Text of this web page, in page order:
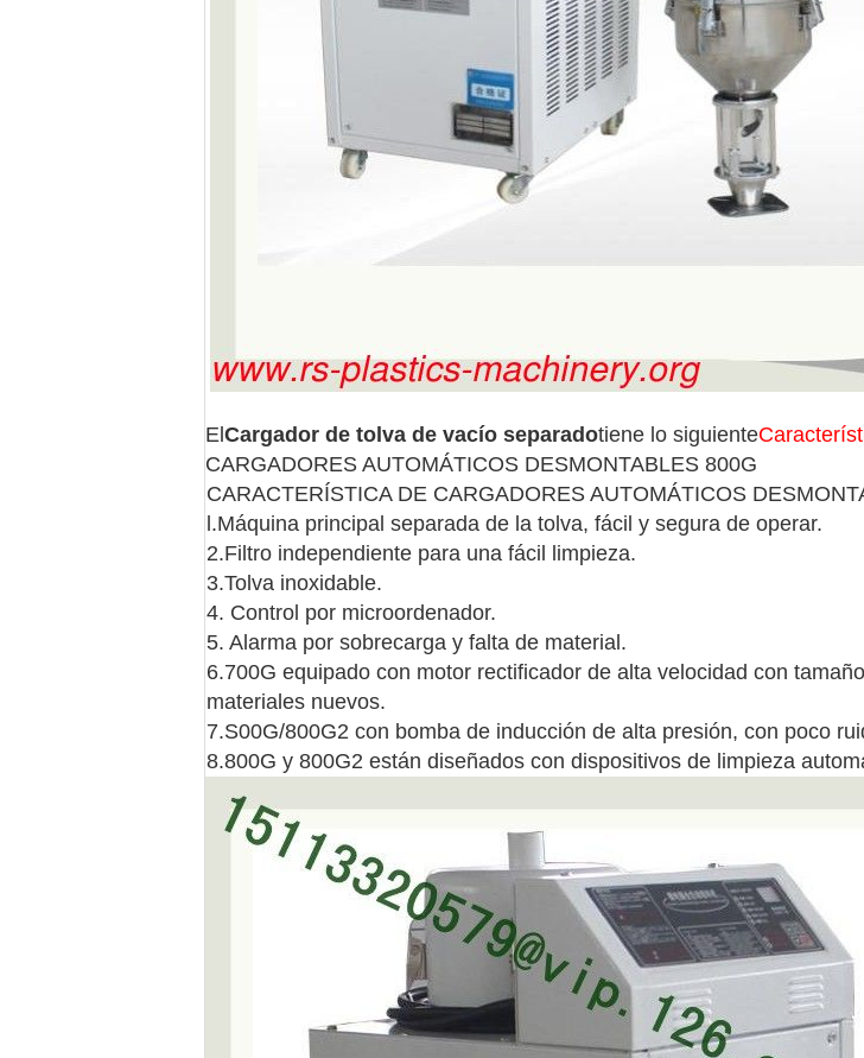
El Cargador de tolva de vacío separadotiene lo siguiente
CARGADORES AUTOMÁTICOS DESMONTABLES 800G
CARACTERÍSTICA DE CARGADORES AUTOMÁTICOS
l.Máquina principal separada de la tolva, fácil y segura de operar.
2.Filtro independiente para una fácil limpieza.
3.Tolva inoxidable.
4. Control por microordenador.
5. Alarma por sobrecarga y falta de material.
6.700G equipado con motor rectificador de alta velocidad con
materiales nuevos.
7.S00G/800G2 con bomba de inducción de alta presión, con poco
8.800G y 800G2 están diseñados con dispositivos de limpieza